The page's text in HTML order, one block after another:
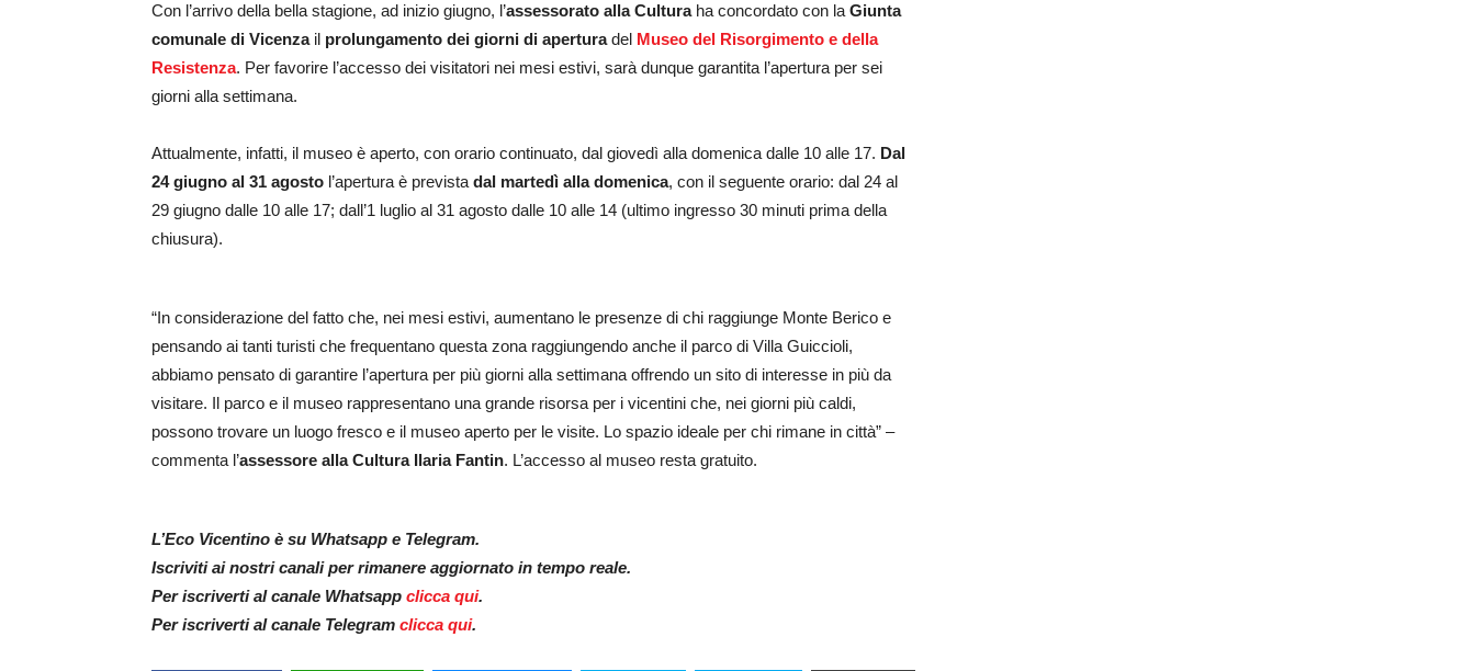
Con l’arrivo della bella stagione, ad inizio giugno, l’assessorato alla Culturaha concordato con la Giunta
comunale di Vicenzail prolungamento dei giorni di aperturadel Museo del Risorgimento e della
Resistenza. Per favorire l’accesso dei visitatori nei mesi estivi, sarà dunque garantita l’apertura per sei
giorni alla settimana.
Attualmente, infatti, il museo è aperto, con orario continuato, dal giovedì alla domenica dalle 10 alle 17. Dal
24 giugno al 31 agosto l’apertura è prevista dal martedì alla domenica, con il seguente orario: dal 24 al
29 giugno dalle 10 alle 17; dall’1 luglio al 31 agosto dalle 10 alle 14 (ultimo ingresso 30 minuti prima della
chiusura).
“In considerazione del fatto che, nei mesi estivi, aumentano le presenze di chi raggiunge Monte Berico e
pensando ai tanti turisti che frequentano questa zona raggiungendo anche il parco di Villa Guiccioli,
abbiamo pensato di garantire l’apertura per più giorni alla settimana offrendo un sito di interesse in più da
visitare. Il parco e il museo rappresentano una grande risorsa per i vicentini che, nei giorni più caldi,
possono trovare un luogo fresco e il museo aperto per le visite. Lo spazio ideale per chi rimane in città” –
commenta l’assessore alla Cultura Ilaria Fantin. L’accesso al museo resta gratuito.
L’Eco Vicentino è su Whatsapp e Telegram.
Iscriviti ai nostri canali per rimanere aggiornato in tempo reale.
Per iscriverti al canale Whatsapp clicca qui.
Per iscriverti al canale Telegram clicca qui.